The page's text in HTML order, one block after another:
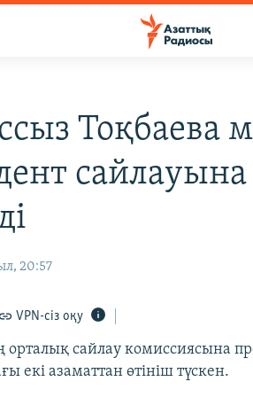
Тоқбаева
сайлауына
20:57
VPN-сіз оқу
сайлау комиссиясына
екі азаматтан өтініш түскен.